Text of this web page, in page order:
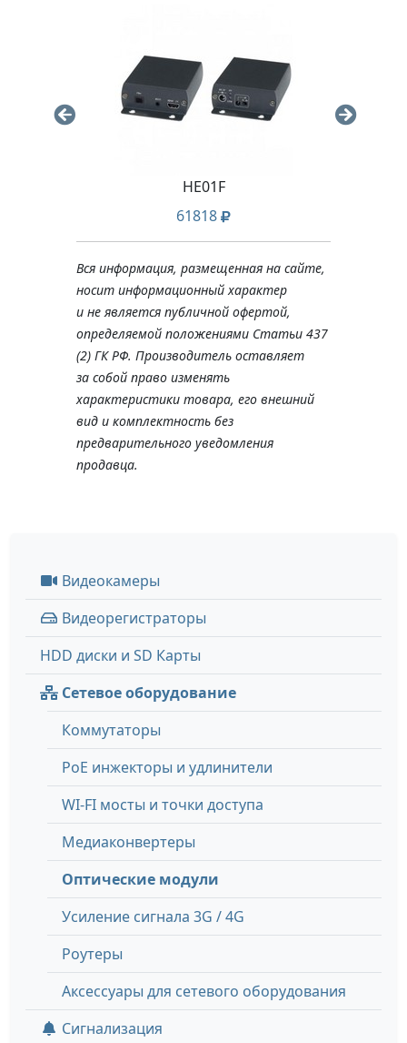
HE01F
61818
Вся информация, размещенная на сайте,
носит информационный характер
и не является публичной офертой,
определяемой положениями Статьи 437
(2) ГК РФ. Производитель оставляет
за собой право изменять
характеристики товара, его внешний
вид и комплектность без
предварительного уведомления
продавца.
Видеокамеры
Видеорегистраторы
HDD диски и SD Карты
Сетевое оборудование
Коммутаторы
PoE инжекторы и удлинители
WI-FI мосты и точки доступа
Медиаконвертеры
Оптические модули
Усиление сигнала 3G / 4G
Роутеры
Аксессуары для сетевого оборудования
Сигнализация